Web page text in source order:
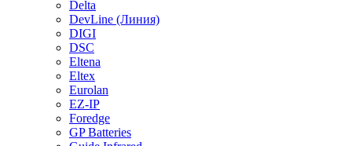
Delta
DevLine (Линия)
DIGI
DSC
Eltena
Eltex
Eurolan
EZ-IP
Foredge
GP Batteries